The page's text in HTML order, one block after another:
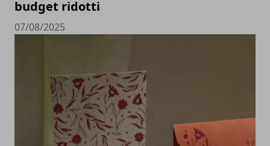
budget ridotti
07/08/2025